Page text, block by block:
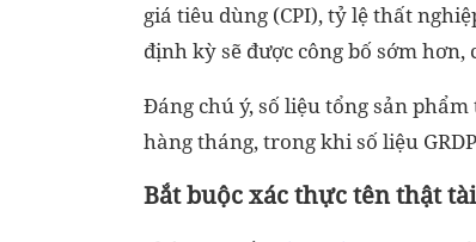
giá tiêu dùng (CPI), tỷ lệ thất
định kỳ sẽ được công bố sớm
Đáng chú ý, số liệu tổng sản
hàng tháng, trong khi số liệu
Bắt buộc xác thực tên thật